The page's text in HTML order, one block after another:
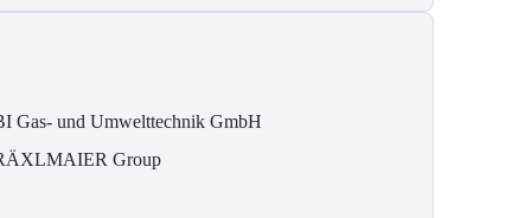
Gas- und Umwelttechnik GmbH
Group